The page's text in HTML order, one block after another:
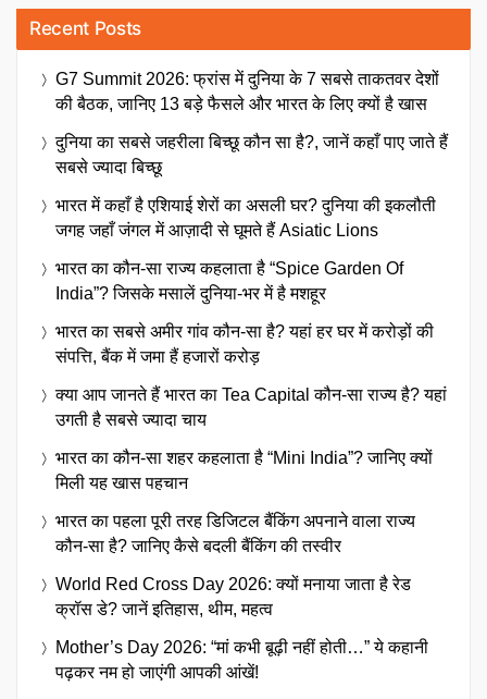
Recent Posts
G7 Summit 2026: फ्रांस में दुनिया के 7 सबसे ताकतवर देशों
की बैठक, जानिए 13 बड़े फैसले और भारत के लिए क्यों है खास
दुनिया का सबसे जहरीला बिच्छू कौन सा है?, जानें कहाँ पाए जाते हैं
सबसे ज्यादा बिच्छू
भारत में कहाँ है एशियाई शेरों का असली घर? दुनिया की इकलौती
जगह जहाँ जंगल में आज़ादी से घूमते हैं Asiatic Lions
भारत का कौन-सा राज्य कहलाता है “Spice Garden Of
India”? जिसके मसालें दुनिया-भर में है मशहूर
भारत का सबसे अमीर गांव कौन-सा है? यहां हर घर में करोड़ों की
संपत्ति, बैंक में जमा हैं हजारों करोड़
क्या आप जानते हैं भारत का Tea Capital कौन-सा राज्य है? यहां
उगती है सबसे ज्यादा चाय
भारत का कौन-सा शहर कहलाता है “Mini India”? जानिए क्यों
मिली यह खास पहचान
भारत का पहला पूरी तरह डिजिटल बैंकिंग अपनाने वाला राज्य
कौन-सा है? जानिए कैसे बदली बैंकिंग की तस्वीर
World Red Cross Day 2026: क्यों मनाया जाता है रेड
क्रॉस डे? जानें इतिहास, थीम, महत्व
Mother’s Day 2026: “मां कभी बूढ़ी नहीं होती…” ये कहानी
पढ़कर नम हो जाएंगी आपकी आंखें!